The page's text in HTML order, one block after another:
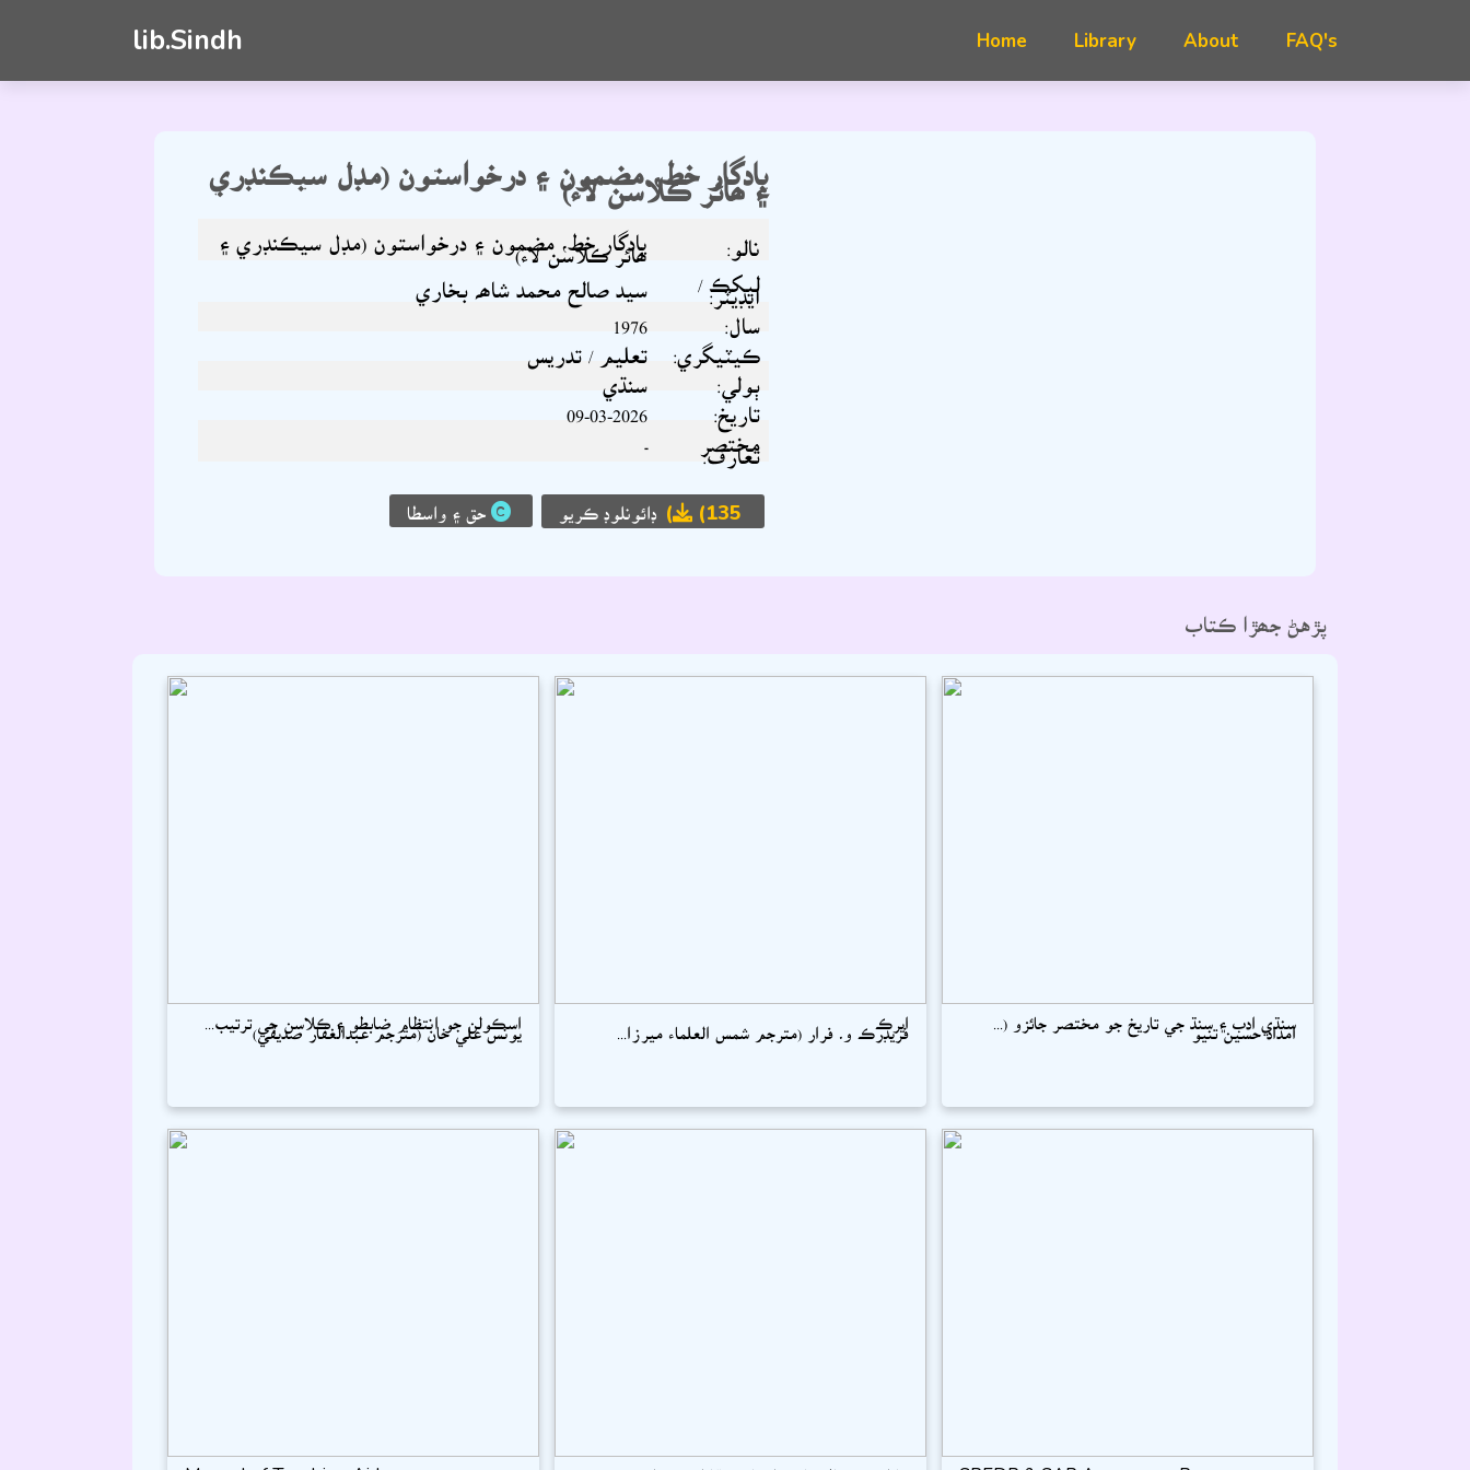
lib.Sindh FAQ's
يادگار خط، مضمون ۽ درخواستون (مڊل سيڪنڊري
۽ ھائر ڪلاسن لاء)
يادگار خط، مضمون ۽ درخواستون (مڊل سيڪنڊري ۽
ھائر ڪلاسن لاء)
نالو:
سيد صالح محمد شاھہ بخاري
ليکڪ /
ايڊيٽر:
سال:
تعليم / تدريس ڪيٽيگري:
سنڌي ٻولي:
09-03-2026 تاريخ:
مختصر
تعارف:
(135) ڊائونلوڊ ڪريو حق ۽ واسطا
پڙهڻ جھڙا ڪتاب
سنڌي ادب ۽ سنڌ جي تاريخ جو مختصر جائزو (...
امداد حسين تنيو
ايرڪ
فريڊرڪ و۔ فرار (مترجم شمس العلماء ميرزا...
اسڪولن جو انتظام ضابطو ۽ ڪلاسن جي ترتيب...
يونس علي خان (مترجم عبدالغفار صديقي)